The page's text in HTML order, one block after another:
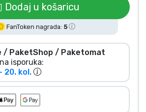
Dodaj u košaricu
FanToken nagrada: 5
/ PaketShop / Paketomat
isporuka:
20. kol.